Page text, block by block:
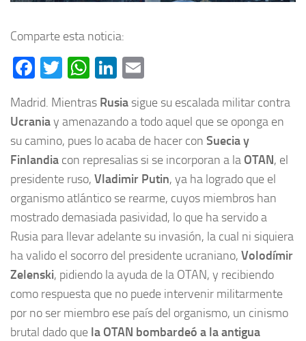
Comparte esta noticia:
Facebook
Twitter
WhatsApp
LinkedIn
Madrid. Mientras Rusia sigue su escalada militar contra
Ucraniay amenazando a todo aquel que se oponga en
su camino, pues lo acaba de hacer con Suecia y
Finlandia con represalias si se incorporan a la OTAN, el
presidente ruso, Vladimir Putin, ya ha logrado que el
organismo atlántico se rearme, cuyos miembros han
mostrado demasiada pasividad, lo que ha servido a
Rusia para llevar adelante su invasión, la cual ni siquiera
ha valido el socorro del presidente ucraniano, Volodímir
Zelenski, pidiendo la ayuda de la OTAN, y recibiendo
como respuesta que no puede intervenir militarmente
por no ser miembro ese país del organismo, un cinismo
brutal dado que la OTAN bombardeó a la antigua